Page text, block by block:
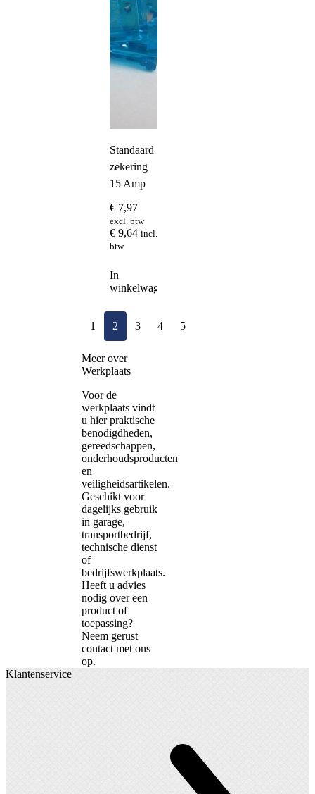
Standaard
zekering
15 Amp
€ 7,97
excl. btw
€ 9,64 incl.
btw
In
winkelwagen
1 2 3 4 5
Meer over
Werkplaats
Voor de
werkplaats vindt
u hier praktische
benodigdheden,
gereedschappen,
onderhoudsproducten
en
veiligheidsartikelen.
Geschikt voor
dagelijks gebruik
in garage,
transportbedrijf,
technische dienst
of
bedrijfswerkplaats.
Heeft u advies
nodig over een
product of
toepassing?
Neem gerust
contact met ons
op.
Klantenservice